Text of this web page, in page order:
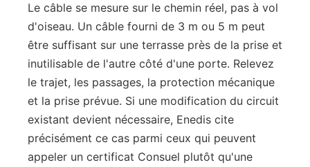
Le câble se mesure sur le chemin réel, pas à vol
d'oiseau. Un câble fourni de 3 m ou 5 m peut
être suffisant sur une terrasse près de la prise et
inutilisable de l'autre côté d'une porte. Relevez
le trajet, les passages, la protection mécanique
et la prise prévue. Si une modification du circuit
existant devient nécessaire, Enedis cite
précisément ce cas parmi ceux qui peuvent
appeler un certificat Consuel plutôt qu'une